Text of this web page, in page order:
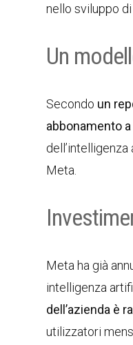
nello sviluppo
Un
Secondo un
abbonamento
Meta.
Meta ha già
intelligenza
dell’azienda è
utilizzatori